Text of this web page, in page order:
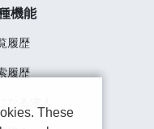
機能
履歴
履歴
These